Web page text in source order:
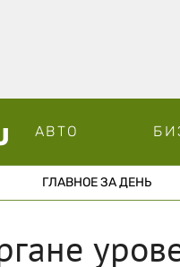
АВТО
ГЛАВНОЕ ЗА ДЕНЬ